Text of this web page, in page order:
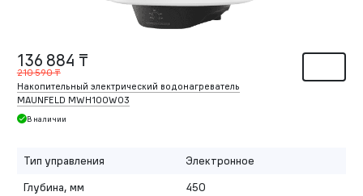
136 884 ₸
210 590 ₸
Накопительный электрический водонагреватель
MAUNFELD MWH100W03
В наличии
Тип управления
Электронное
Глубина, мм
450